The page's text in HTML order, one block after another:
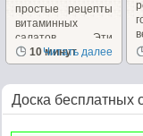
простые рецепты
витаминных
салатов. Эти
салаты очень
вкусные сами...
10 минут
Читать далее
Доска бесплатных